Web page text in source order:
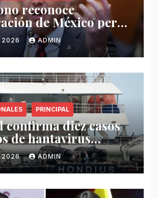
reconoce
de México pero
operatividad
2026 ADMIN
PRINCIPAL
confirma diez casos
de hantavirus
al crucero MV
2026 ADMIN